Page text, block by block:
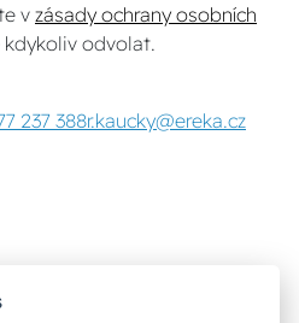
v zásady ochrany osobních
kdykoliv odvolat.
237 388r.kaucky@ereka.cz